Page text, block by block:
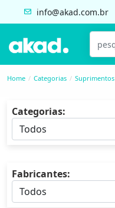
info@akad.com.br
Home Categorias
Categorias:
Fabricantes: